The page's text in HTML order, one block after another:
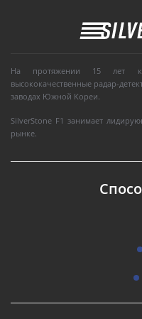
На протяжении 15 лет
высококачественные радар-
заводах Южной Кореи.
SilverStone F1 занимает
рынке.